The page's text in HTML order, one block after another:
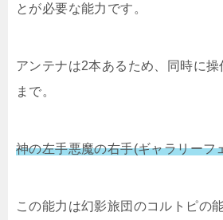
とが必要な能力です。
アンテナは2本あるため、同時に操
まで。
神の左手悪魔の右手(ギャラリーフ
この能力は幻影旅団のコルトピの